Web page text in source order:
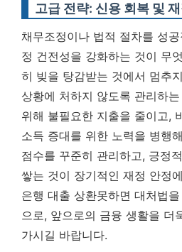
고급 전략: 신용 회복 및
채무조정이나 법적 절차를 성
정 건전성을 강화하는 것이 무
히 빚을 탕감받는 것에서 멈추
상황에 처하지 않도록 관리하
위해 불필요한 지출을 줄이고,
소득 증대를 위한 노력을 병행
점수를 꾸준히 관리하고, 긍정
쌓는 것이 장기적인 재정 안정
은행 대출 상환못하면 대처법
으로, 앞으로의 금융 생활을 더
가시길 바랍니다.